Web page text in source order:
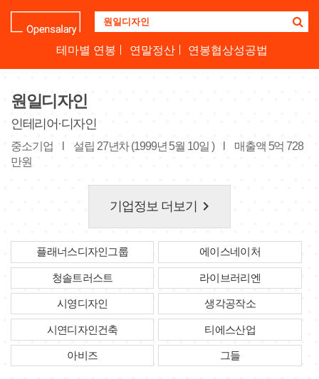
업
명
세
요
테마별 연봉 연말정산 연봉협상성공법
원일디자인
인테리어·디자인
중소기업 설립 27년차 (1999년 5월 10일 )
매출액 5억 728
만원
기업정보 더보기 keyboard_arrow_right
플래너스디자인그룹 에이스네이처
청솔트러스트 라이브러리엔
시영디자인 생각공작소
시연디자인건축 티에스산업
아비즈 그들